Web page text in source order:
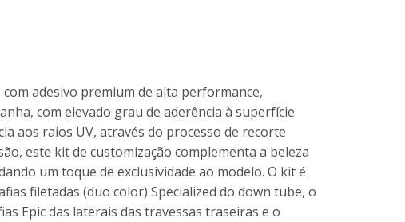
adesivo premium de alta performance,
com elevado grau de aderência à superfície
aos raios UV, através do processo de recorte
este kit de customização complementa a beleza
um toque de exclusividade ao modelo. O kit é
filetadas (duo color) Specialized do down tube, o
Epic das laterais das travessas traseiras e o